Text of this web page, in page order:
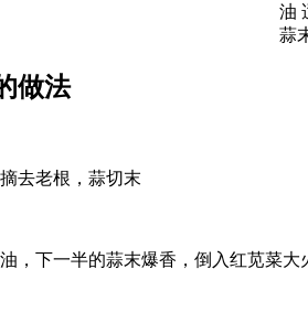
油
蒜
做法
去老根，蒜切末
，下一半的蒜末爆香，倒入红苋菜大